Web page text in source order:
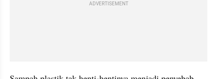
ADVERTISEMENT